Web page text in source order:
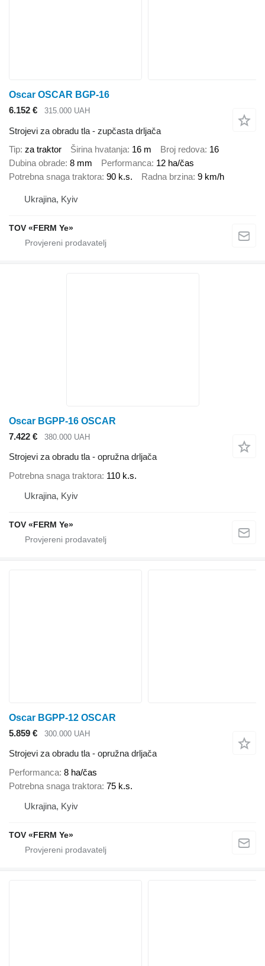
Oscar OSCAR BGP-16
6.152 €
315.000 UAH
Strojevi za obradu tla - zupčasta drljača
Tip za traktor Širina hvatanja 16 m Broj redova 16
Dubina obrade 8 mm Performanca 12 ha/čas
Potrebna snaga traktora 90 k.s. Radna brzina 9 km/h
Ukrajina, Kyiv
TOV «FERM Ye»
Oscar BGPP-16 OSCAR
7.422 €
380.000 UAH
Strojevi za obradu tla - opružna drljača
Potrebna snaga traktora 110 k.s.
Ukrajina, Kyiv
TOV «FERM Ye»
Oscar BGPP-12 OSCAR
5.859 €
300.000 UAH
Strojevi za obradu tla - opružna drljača
Performanca 8 ha/čas
Potrebna snaga traktora 75 k.s.
Ukrajina, Kyiv
TOV «FERM Ye»